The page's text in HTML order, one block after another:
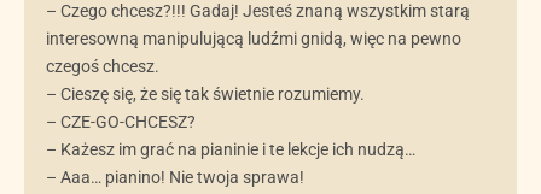
– Czego chcesz?!!! Gadaj! Jesteś znaną wszystkim starą
interesowną manipulującą ludźmi gnidą, więc na pewno
czegoś chcesz.
– Cieszę się, że się tak świetnie rozumiemy.
– CZE-GO-CHCESZ?
– Każesz im grać na pianinie i te lekcje ich nudzą…
– Aaa… pianino! Nie twoja sprawa!